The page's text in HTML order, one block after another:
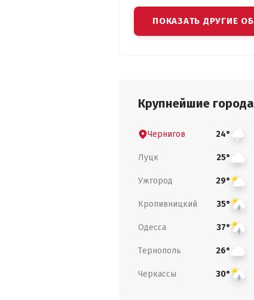
ПОКАЗАТЬ ДРУГИЕ
Крупнейшие
Чернигов 24°
Луцк 25°
Ужгород 29°
Кропивницкий 35°
Одесса 37°
Тернополь 26°
Черкассы 30°